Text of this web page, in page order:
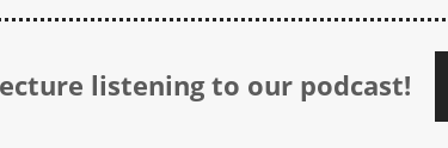
listening to our podcast!